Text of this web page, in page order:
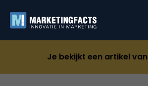
Je bekijkt een artikel van